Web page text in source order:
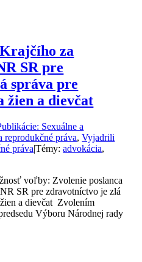
za
SR pre
správa pre
žien a dievčat
Sexuálne a
reprodukčné práva,Vyjadrili
práva|Témy:advokácia,
voľby: Zvolenie poslanca
SR pre zdravotníctvo je zlá
a dievčat Zvolením
Výboru Národnej rady